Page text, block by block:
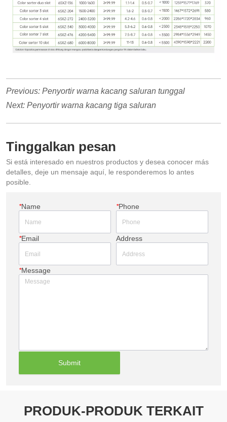
Previous:Penyortir warna kacang saluran tunggal
Next:Penyortir warna kacang tiga saluran
Tinggalkan pesan
Si está interesado en nuestros productos y desea conocer más
detalles, deje un mensaje aquí, le responderemos lo antes
posible.
*Name *Phone
*Email Address
*Message
Submit
PRODUK-PRODUK TERKAIT